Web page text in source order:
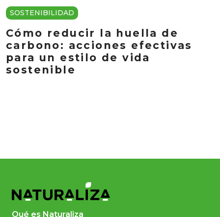
SOSTENIBILIDAD
Cómo reducir la huella de
carbono: acciones efectivas
para un estilo de vida
sostenible
Qué es Naturaliza